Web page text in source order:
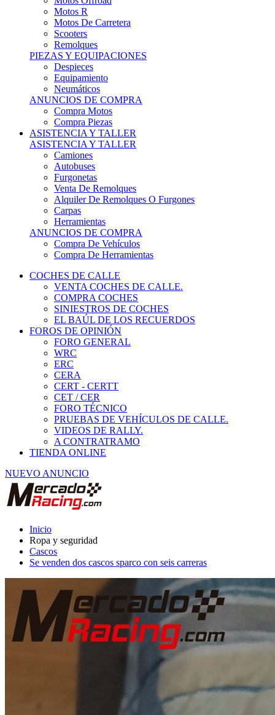
Motos R
Motos De Carretera
Scooters
Remolques
PIEZAS Y EQUIPACIONES
Despieces
Equipamiento
Neumáticos
ANUNCIOS DE COMPRA
Compra Motos
Compra Piezas
ASISTENCIA Y TALLER
ASISTENCIA Y TALLER
Camiones
Autobuses
Furgonetas
Venta De Remolques
Alquiler De Remolques O Furgones
Carpas
Herramientas
ANUNCIOS DE COMPRA
Compra De Vehículos
Compra De Herramientas
COCHES DE CALLE
VENTA COCHES DE CALLE.
COMPRA COCHES
SINIESTROS DE COCHES
EL BAÚL DE LOS RECUERDOS
FOROS DE OPINIÓN
FORO GENERAL
WRC
ERC
CERA
CERT - CERTT
CET / CER
FORO TÉCNICO
PRUEBAS DE VEHÍCULOS DE CALLE.
VIDEOS DE RALLY.
A CONTRATRAMO
TIENDA ONLINE
NUEVO ANUNCIO
Inicio
Ropa y seguridad
Cascos
Se venden dos cascos sparco con seis carreras